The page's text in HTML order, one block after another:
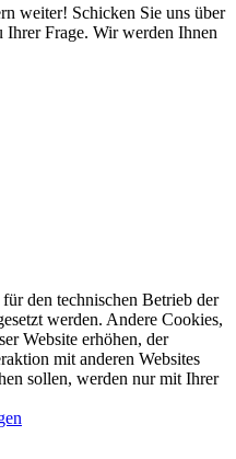
weiter! Schicken Sie uns über
Frage. Wir werden Ihnen
den technischen Betrieb der
werden. Andere Cookies,
Website erhöhen, der
mit anderen Websites
sollen, werden nur mit Ihrer